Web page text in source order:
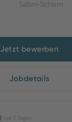
Salten-Schlern
Jetzt bewerben
Jobdetails
Vor 7 Tagen